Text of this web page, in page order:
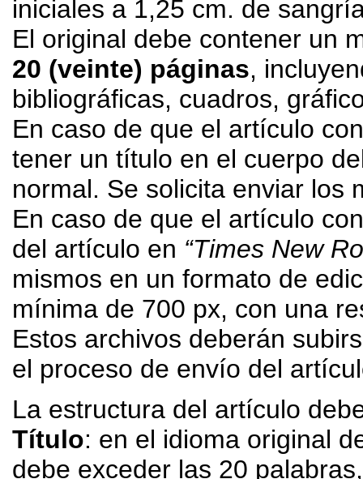
iniciales a 1,25 cm. de
El original debe contener un
20 (veinte) páginas,
bibliográficas, cuadros,
En caso de que el artículo
tener un título en el cuerpo
normal. Se solicita enviar los
En caso de que el artículo
del artículo en “Times New
mismos en un formato de
mínima de 700 px, con una
Estos archivos deberán
el proceso de envío del
La estructura del artículo
Título: en el idioma original
debe exceder las 20